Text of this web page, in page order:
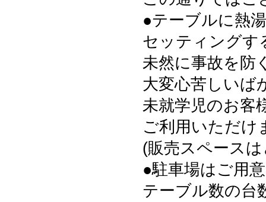
●テーブルに熱
セッティングす
未然に事故を防
大変心苦しいば
未就学児のお客
ご利用いただけ
(販売スペース
●駐車場はご用
テーブル数の台